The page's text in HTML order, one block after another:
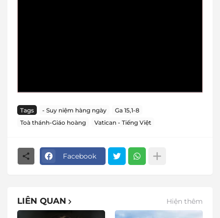
Tags - Suy niệm hàng ngày
Ga 15,1-8
Toà thánh-Giáo hoàng
Vatican - Tiếng Việt
Facebook
LIÊN QUAN Hiện thêm